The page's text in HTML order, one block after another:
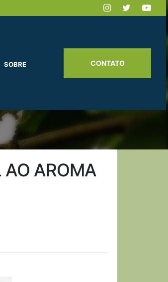
SOBRE CONTATO
AO AROMA